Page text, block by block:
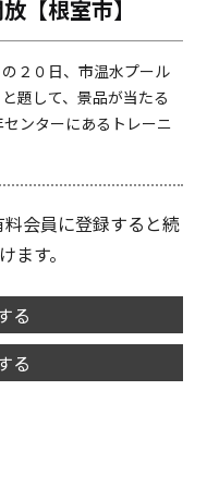
【根室市】
２０日、市温水プール
題して、景品が当たる
ンターにあるトレーニ
会員に登録すると続
ます。
る
る